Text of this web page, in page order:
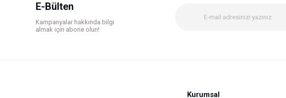
Bu ürüne benzer farklı alternatifler olmalı.
E-Bülten
Kampanyalar hakkında bilgi
almak için abone olun!
Kurumsal